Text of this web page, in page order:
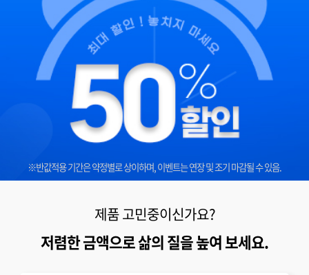
※반값적용 기간은 약정별로 상이하며, 이벤트는 연장 및 조기 마감될 수 있음.
제품 고민중이신가요?
저렴한 금액으로 삶의 질을 높여 보세요.